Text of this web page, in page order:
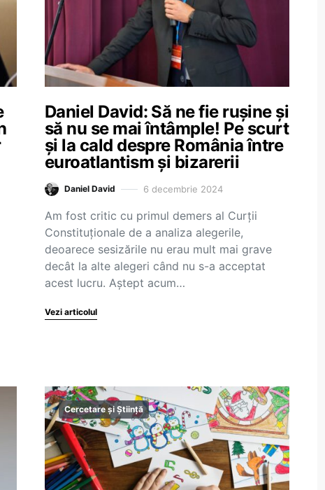
Daniel David: Să ne fie rușine și
să nu se mai întâmple! Pe scurt
și la cald despre România între
euroatlantism și bizarerii
Daniel David 6 decembrie 2024
Am fost critic cu primul demers al Curții
Constituționale de a analiza alegerile,
deoarece sesizările nu erau mult mai grave
decât la alte alegeri când nu s-a acceptat
acest lucru. Aștept acum…
Vezi articolul
Cercetare și Știință